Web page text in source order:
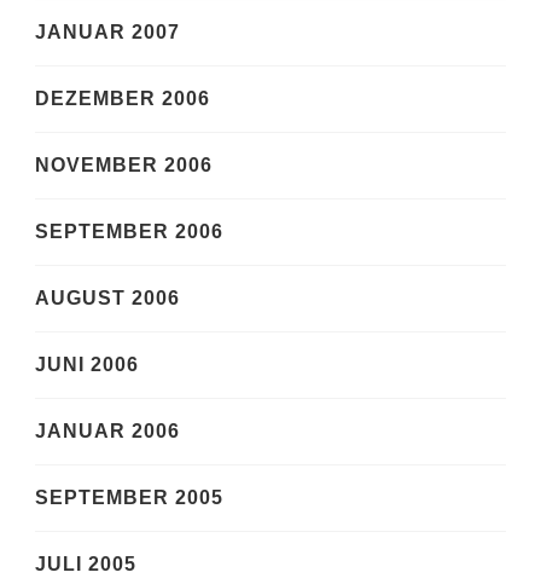
JANUAR 2007
DEZEMBER 2006
NOVEMBER 2006
SEPTEMBER 2006
AUGUST 2006
JUNI 2006
JANUAR 2006
SEPTEMBER 2005
JULI 2005